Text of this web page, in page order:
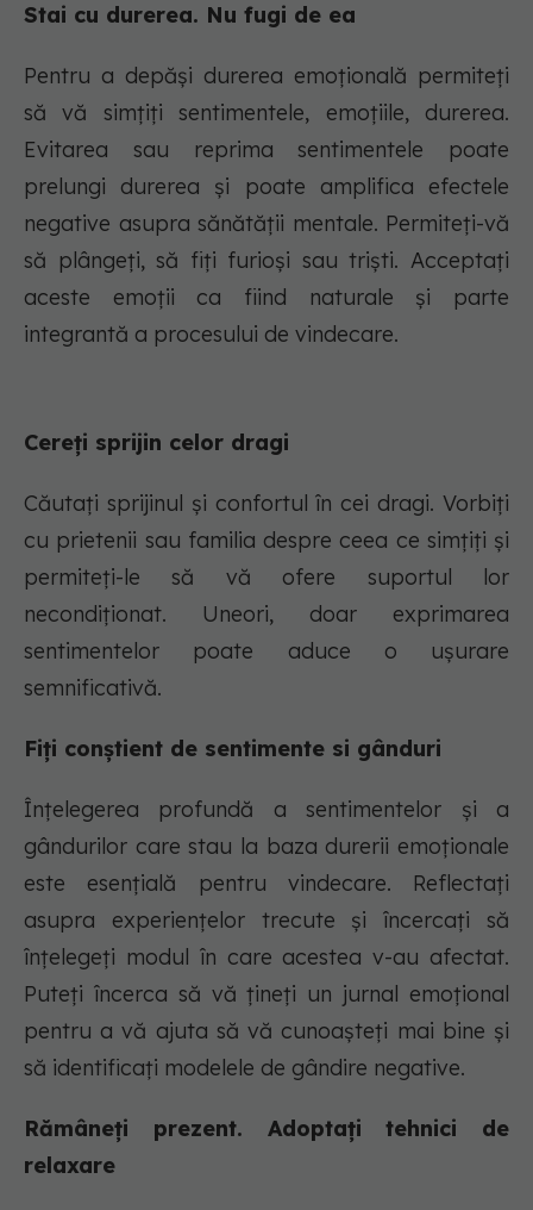
Stai cu durerea. Nu fugi de ea
Pentru a depăși durerea emoțională permiteți
să vă simțiți sentimentele, emoțiile, durerea.
Evitarea sau reprima sentimentele poate
prelungi durerea și poate amplifica efectele
negative asupra sănătății mentale. Permiteți-vă
să plângeți, să fiți furioși sau triști. Acceptați
aceste emoții ca fiind naturale și parte
integrantă a procesului de vindecare.
Cereți sprijin celor dragi
Căutați sprijinul și confortul în cei dragi. Vorbiți
cu prietenii sau familia despre ceea ce simțiți și
permiteți-le să vă ofere suportul lor
necondiționat. Uneori, doar exprimarea
sentimentelor poate aduce o ușurare
semnificativă.
Fiți conștient de sentimente si gânduri
Înțelegerea profundă a sentimentelor și a
gândurilor care stau la baza durerii emoționale
este esențială pentru vindecare. Reflectați
asupra experiențelor trecute și încercați să
înțelegeți modul în care acestea v-au afectat.
Puteți încerca să vă țineți un jurnal emoțional
pentru a vă ajuta să vă cunoașteți mai bine și
să identificați modelele de gândire negative.
Rămâneți prezent. Adoptați tehnici de
relaxare